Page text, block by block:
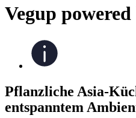
Vegup
Pflanzliche Asia-
entspanntem